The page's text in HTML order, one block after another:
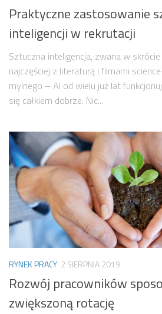
Praktyczne zastosowanie
inteligencji w rekrutacji
Sztuczna inteligencja, zwana w
najczęściej z literaturą i filmami
mylnego – AI od wielu już lat
się całkiem dobrze. Nic...
RYNEK PRACY 2 SIERPNIA 2019
Rozwój pracowników
zwiększoną rotację